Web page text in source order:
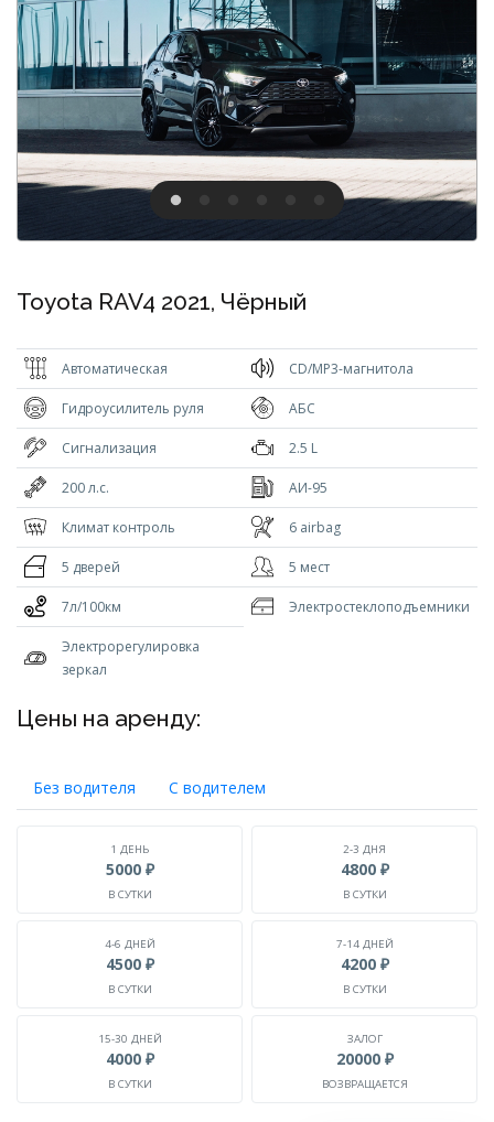
Toyota RAV4 2021, Чёрный
Автоматическая CD/MP3-магнитола
Гидроусилитель руля АБС
Сигнализация 2.5 L
200 л.с. АИ-95
Климат контроль 6 airbag
5 дверей 5 мест
7л/100км Электростеклоподъемники
Электрорегулировка
зеркал
Цены на аренду:
Без водителя С водителем
1 ДЕНЬ
5000 ₽
В СУТКИ
2-3 ДНЯ
4800 ₽
В СУТКИ
4-6 ДНЕЙ
4500 ₽
В СУТКИ
7-14 ДНЕЙ
4200 ₽
В СУТКИ
15-30 ДНЕЙ
4000 ₽
В СУТКИ
ЗАЛОГ
20000 ₽
ВОЗВРАЩАЕТСЯ